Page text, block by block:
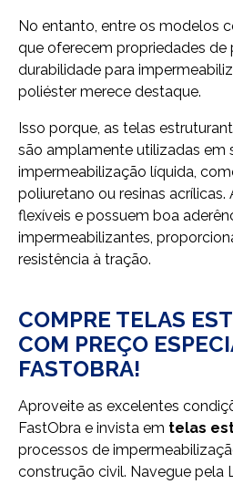
No entanto, entre os modelos
que oferecem propriedades de
durabilidade para
poliéster merece destaque.
Isso porque, as telas
são amplamente utilizadas em
impermeabilização líquida,
poliuretano ou resinas acrílicas.
flexíveis e possuem boa
impermeabilizantes,
resistência à tração.
COMPRE TELAS
COM PREÇO
FASTOBRA!
Aproveite as excelentes
FastObra e invista em telas
processos de
construção civil. Navegue pela